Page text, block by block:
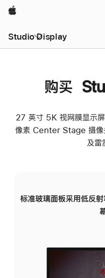
Apple
Studio Display
购买
27 英寸 5K 视网膜显示
像素 Center Stage 摄像
及雷
标准玻璃面板采用低反